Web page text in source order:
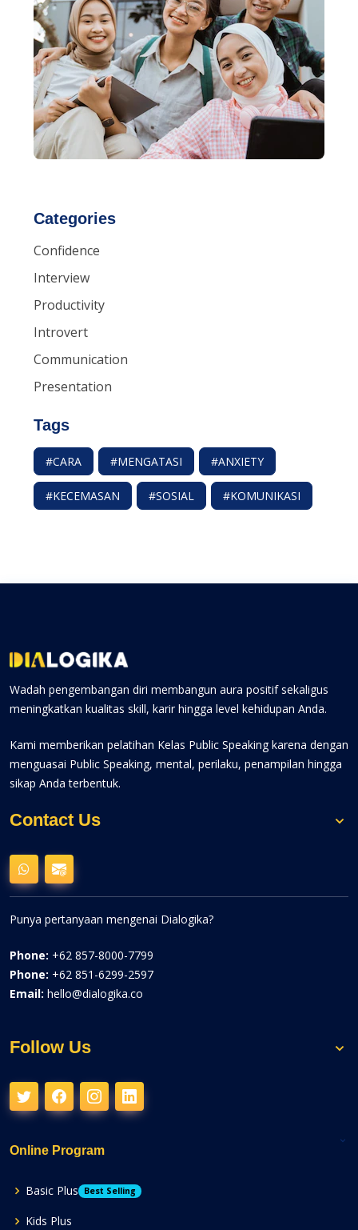
Categories
Confidence
Interview
Productivity
Introvert
Communication
Presentation
Tags
#CARA #MENGATASI #ANXIETY
#KECEMASAN #SOSIAL #KOMUNIKASI
Wadah pengembangan diri membangun aura positif sekaligus
meningkatkan kualitas skill, karir hingga level kehidupan Anda.
Kami memberikan pelatihan Kelas Public Speaking karena dengan
menguasai Public Speaking, mental, perilaku, penampilan hingga
sikap Anda terbentuk.
Contact Us
Punya pertanyaan mengenai Dialogika?
Phone: +62 857-8000-7799
Phone: +62 851-6299-2597
Email: hello@dialogika.co
Follow Us
Online Program
Basic Plus Best Selling
Kids Plus